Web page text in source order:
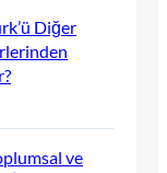
Diğer
ve